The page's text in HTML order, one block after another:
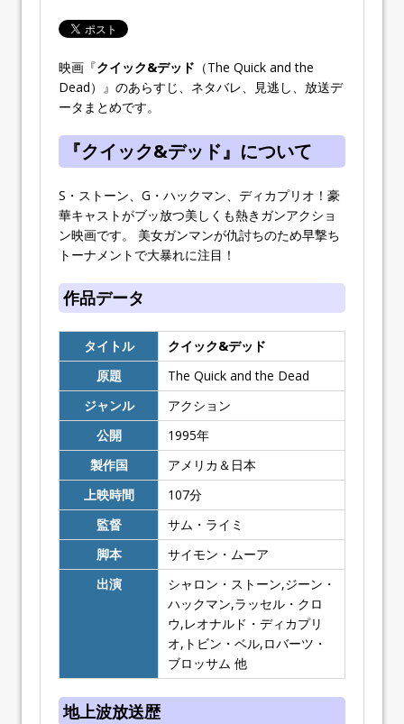
映画『クイック&デッド （The Quick and the
Dead）』のあらすじ、ネタバレ、見逃し、放送デ
ータまとめです。
『クイック&デッド』について
S・ストーン、G・ハックマン、ディカプリオ！豪
華キャストがブッ放つ美しくも熱きガンアクショ
ン映画です。 美女ガンマンが仇討ちのため早撃ち
トーナメントで大暴れに注目！
作品データ
タイトル
クイック&デッド
原題
The Quick and the Dead
ジャンル
アクション
公開
1995年
製作国
アメリカ＆日本
上映時間
107分
監督
サム・ライミ
脚本
サイモン・ムーア
出演
シャロン・ストーン,ジーン・
ハックマン,ラッセル・クロ
ウ,レオナルド・ディカプリ
オ,トビン・ベル,ロバーツ・
ブロッサム 他
地上波放送歴